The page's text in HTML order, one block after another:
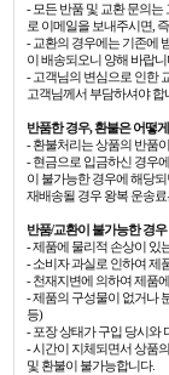
- 모든 반품 및 교환 문의는
로 이메일을 보내주시면,
- 교환의 경우에는 기존에
이 배송되오니 양해 바랍니
- 고객님의 변심으로 인한
고객님께서 부담하셔야 합
반품한 경우, 환불은 어떻
- 환불처리는 상품의 반품
- 현금으로 입금하신 경우
이 불가능한 경우에 해당
재배송될 경우 왕복 운송
반품/교환이 불가능한 경우
- 제품에 물리적 손상이 있
- 소비자 과실로 인하여 제
- 천재지변에 의하여 제품
- 제품의 구성물이 없거나
등)
- 포장 상태가 구입 당시와
- 시간이 지체되면서 상품
및 환불이 불가능합니다.